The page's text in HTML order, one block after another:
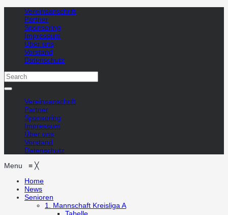
Vereinsanschrift
Partner
Sponsoring
Impressum
Über uns
Vorstand
Datenschutz
Vereinsanschrift
Partner
Sponsoring
Impressum
Über uns
Vorstand
Datenschutz
Menu ≡ ╳
Home
News
Senioren
1. Mannschaft Kreisliga A